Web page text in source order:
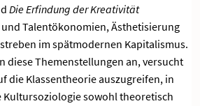
Die Erfindung der Kreativität
Talentökonomien, Ästhetisierung
im spätmodernen Kapitalismus.
diese Themenstellungen an, versucht
die Klassentheorie auszugreifen, in
Kultursoziologie sowohl theoretisch